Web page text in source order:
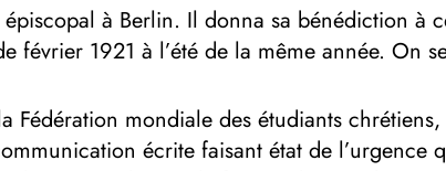
à Berlin. Il donna sa bénédiction à
1921 à l’été de la même année. On
mondiale des étudiants chrétiens,
écrite faisant état de l’urgence